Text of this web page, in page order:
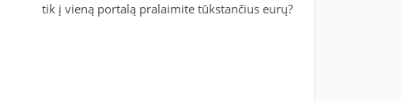
tik į vieną portalą pralaimite tūkstančius eurų?